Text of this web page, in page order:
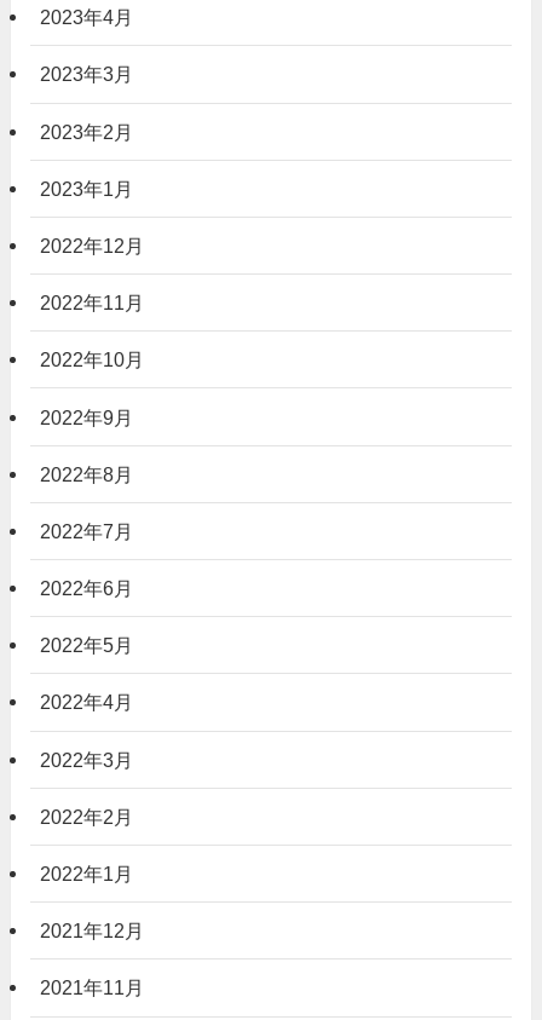
2023年4月
2023年3月
2023年2月
2023年1月
2022年12月
2022年11月
2022年10月
2022年9月
2022年8月
2022年7月
2022年6月
2022年5月
2022年4月
2022年3月
2022年2月
2022年1月
2021年12月
2021年11月